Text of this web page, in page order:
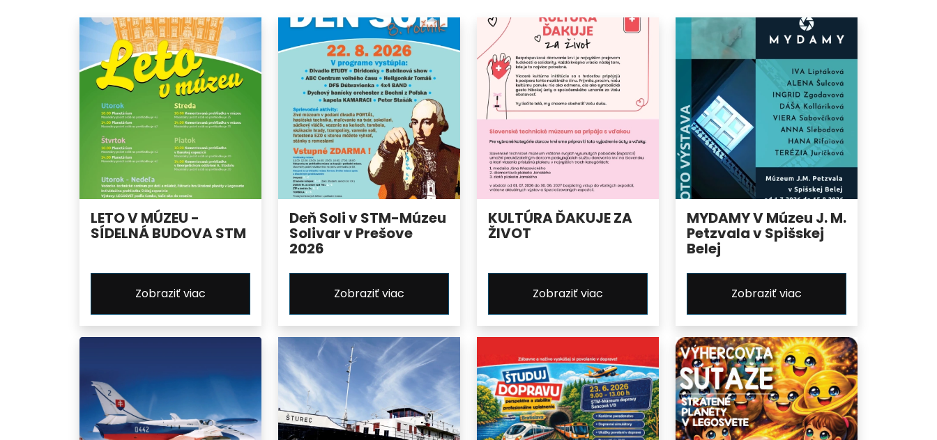
LETO V MÚZEU -
SÍDELNÁ BUDOVA STM
Zobraziť viac
Deň Soli v STM-Múzeu
Solivar v Prešove
2026
Zobraziť viac
KULTÚRA ĎAKUJE ZA
ŽIVOT
Zobraziť viac
MYDAMY V Múzeu J. M.
Petzvala v Spišskej
Belej
Zobraziť viac